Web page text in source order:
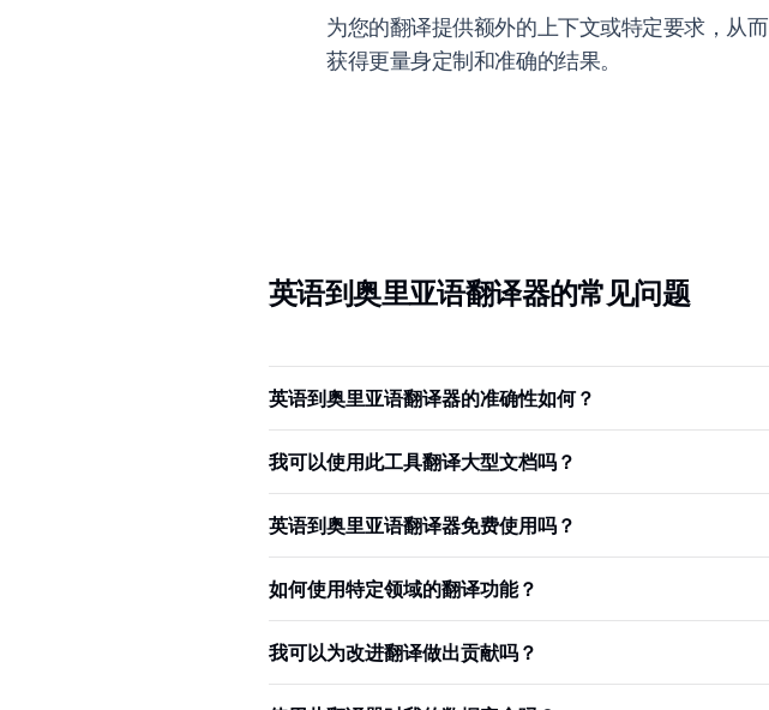
为您的翻译提供额外的上下文或特定要求，从而
获得更量身定制和准确的结果。
英语到奥里亚语翻译器的常见问题
英语到奥里亚语翻译器的准确性如何？
我可以使用此工具翻译大型文档吗？
英语到奥里亚语翻译器免费使用吗？
如何使用特定领域的翻译功能？
我可以为改进翻译做出贡献吗？